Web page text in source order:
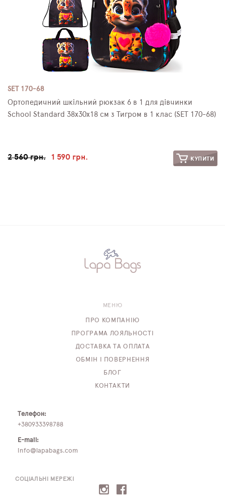
SET 170-68
Ортопедичний шкільний рюкзак 6 в 1 для дівчинки
School Standard 38х30х18 см з Тигром в 1 клас (SET 170-68)
2 560 грн. 1 590 грн. КУПИТИ
СОЦІАЛЬНІ МЕРЕЖІ
МЕНЮ
ПРО КОМПАНІЮ
ПРОГРАМА ЛОЯЛЬНОСТІ
ДОСТАВКА ТА ОПЛАТА
ОБМІН І ПОВЕРНЕННЯ
БЛОГ
КОНТАКТИ
Телефон:
+380933398788
E-mail:
info@lapabags.com